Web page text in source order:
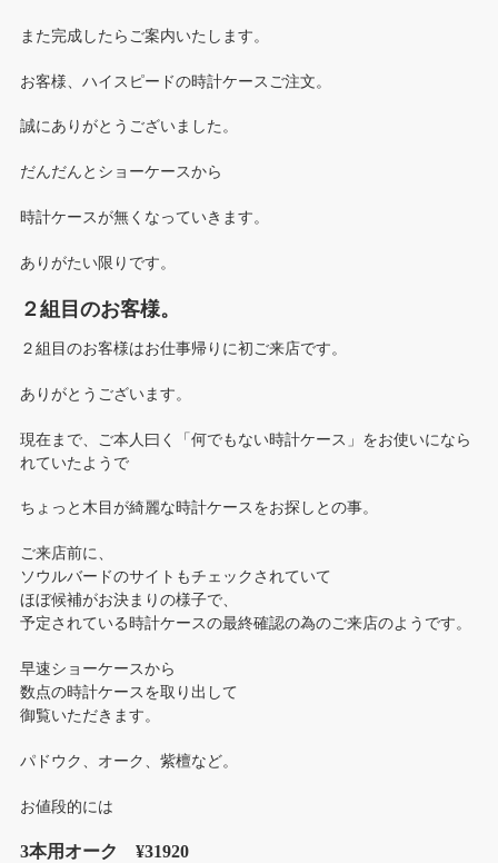
また完成したらご案内いたします。
お客様、ハイスピードの時計ケースご注文。
誠にありがとうございました。
だんだんとショーケースから
時計ケースが無くなっていきます。
ありがたい限りです。
２組目のお客様。
２組目のお客様はお仕事帰りに初ご来店です。
ありがとうございます。
現在まで、ご本人曰く「何でもない時計ケース」をお使いになら
れていたようで
ちょっと木目が綺麗な時計ケースをお探しとの事。
ご来店前に、
ソウルバードのサイトもチェックされていて
ほぼ候補がお決まりの様子で、
予定されている時計ケースの最終確認の為のご来店のようです。
早速ショーケースから
数点の時計ケースを取り出して
御覧いただきます。
パドウク、オーク、紫檀など。
お値段的には
3本用オーク ¥31920